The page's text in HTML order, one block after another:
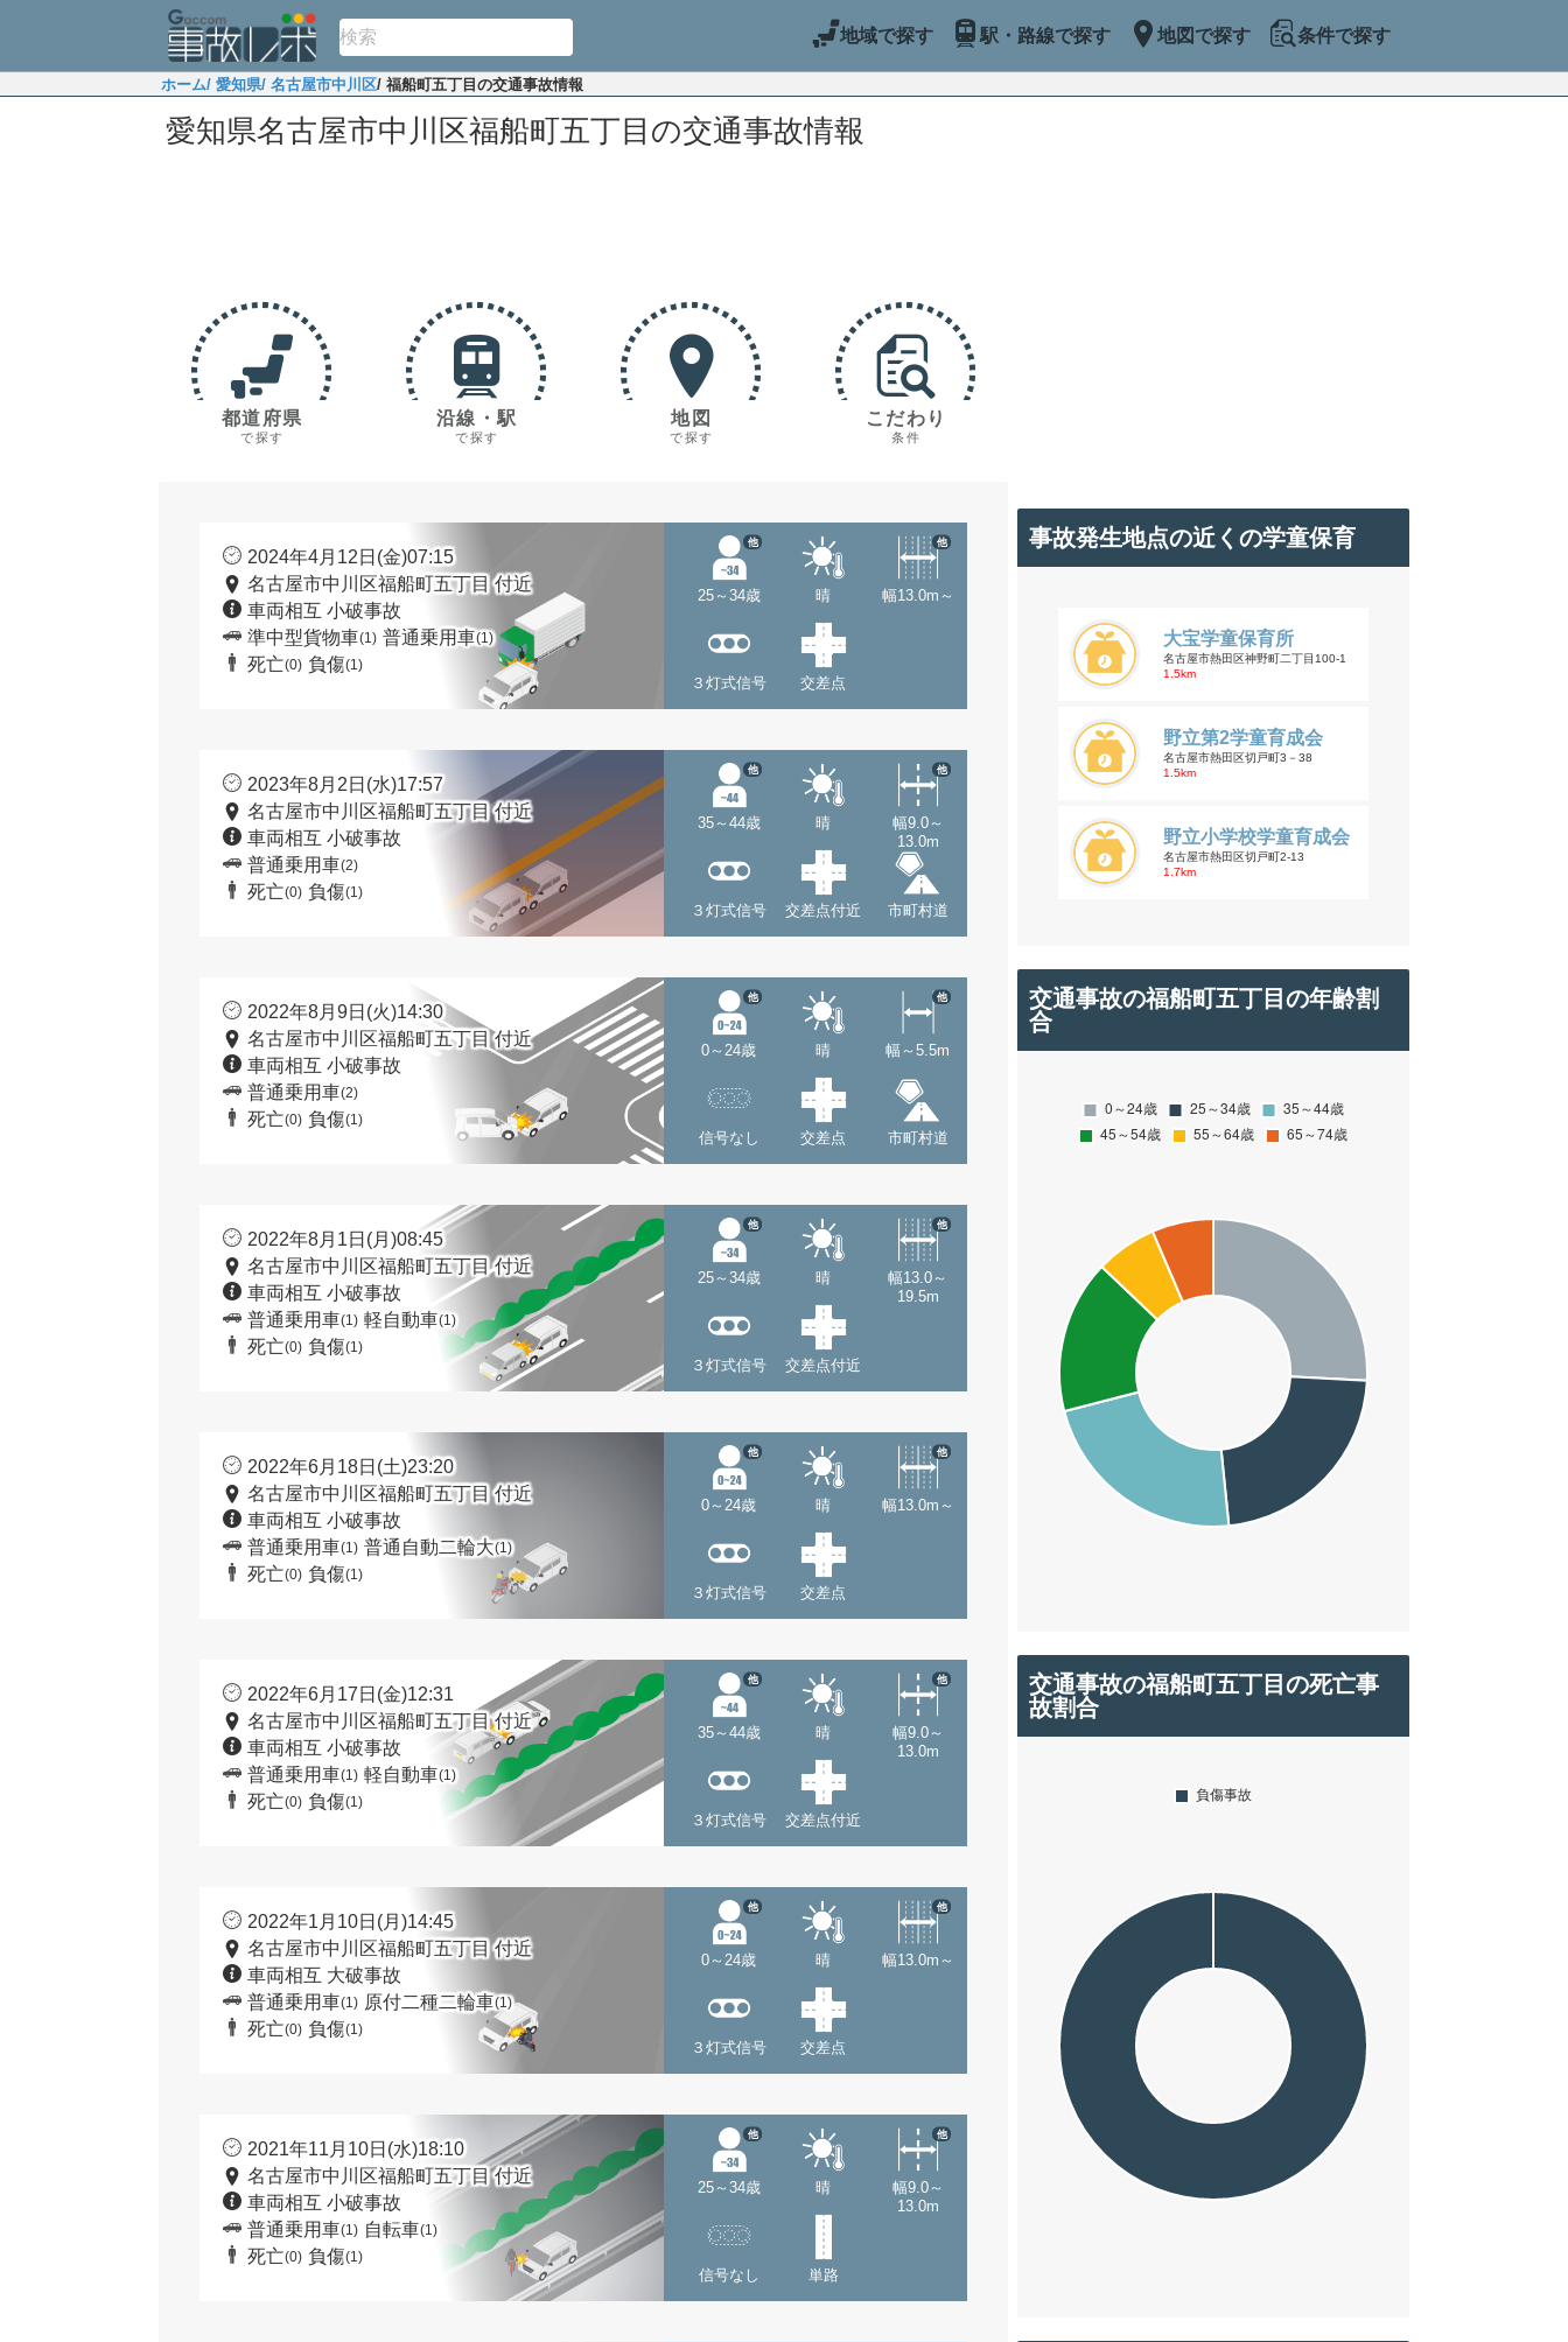
地域で探す 駅・路線で探す 地図で探す 条件で探す
ホーム/ 愛知県/ 名古屋市中川区/ 福船町五丁目の交通事故情報
愛知県名古屋市中川区福船町五丁目の交通事故情報
都道府県
で探す
沿線・駅
で探す
地図
で探す
こだわり
条件
2024年4月12日(金)07:15
名古屋市中川区福船町五丁目 付近
車両相互 小破事故
準中型貨物車(1) 普通乗用車(1)
死亡(0) 負傷(1)
25～34歳
他
晴 幅13.0m～
他
３灯式信号 交差点
2023年8月2日(水)17:57
名古屋市中川区福船町五丁目 付近
車両相互 小破事故
普通乗用車(2)
死亡(0) 負傷(1)
35～44歳
他
晴
幅9.0～
13.0m
他
３灯式信号 交差点付近 市町村道
2022年8月9日(火)14:30
名古屋市中川区福船町五丁目 付近
車両相互 小破事故
普通乗用車(2)
死亡(0) 負傷(1)
0～24歳
他
晴 幅～5.5m
他
信号なし 交差点 市町村道
2022年8月1日(月)08:45
名古屋市中川区福船町五丁目 付近
車両相互 小破事故
普通乗用車(1) 軽自動車(1)
死亡(0) 負傷(1)
25～34歳
他
晴
幅13.0～
19.5m
他
３灯式信号 交差点付近
2022年6月18日(土)23:20
名古屋市中川区福船町五丁目 付近
車両相互 小破事故
普通乗用車(1) 普通自動二輪大(1)
死亡(0) 負傷(1)
0～24歳
他
晴 幅13.0m～
他
３灯式信号 交差点
2022年6月17日(金)12:31
名古屋市中川区福船町五丁目 付近
車両相互 小破事故
普通乗用車(1) 軽自動車(1)
死亡(0) 負傷(1)
35～44歳
他
晴
幅9.0～
13.0m
他
３灯式信号 交差点付近
2022年1月10日(月)14:45
名古屋市中川区福船町五丁目 付近
車両相互 大破事故
普通乗用車(1) 原付二種二輪車(1)
死亡(0) 負傷(1)
0～24歳
他
晴 幅13.0m～
他
３灯式信号 交差点
2021年11月10日(水)18:10
名古屋市中川区福船町五丁目 付近
車両相互 小破事故
普通乗用車(1) 自転車(1)
死亡(0) 負傷(1)
25～34歳
他
晴
幅9.0～
13.0m
他
信号なし 単路
事故発生地点の近くの学童保育
大宝学童保育所
名古屋市熱田区神野町二丁目100-1
1.5km
野立第2学童育成会
名古屋市熱田区切戸町3－38
1.5km
野立小学校学童育成会
名古屋市熱田区切戸町2-13
1.7km
交通事故の福船町五丁目の年齢割
合
交通事故の福船町五丁目の死亡事
故割合